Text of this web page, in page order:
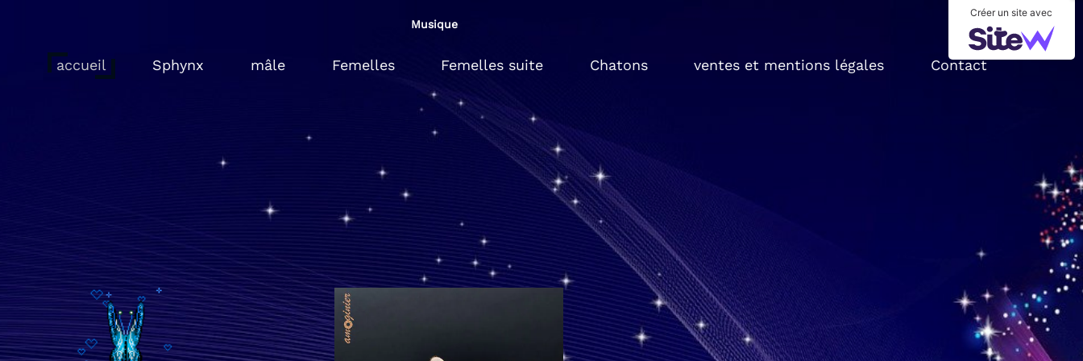
Créer un site avec
accueil Sphynx mâle Femelles Femelles suite Chatons ventes et mentions légales Contact
Musique